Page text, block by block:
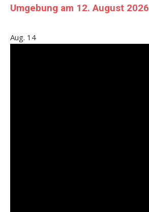
Umgebung am 12. August 2026
Aug. 14